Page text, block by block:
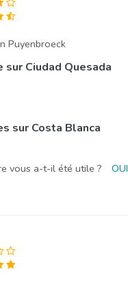
Puyenbroeck
sur Ciudad Quesada
sur Costa Blanca
vous a-t-il été utile ? OUI